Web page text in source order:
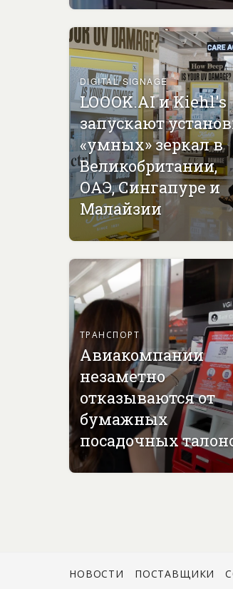
DIGITAL SIGNAGE
LOOOK.AI и Kiehl's
запускают
«умных» зеркал в
Великобритании,
ОАЭ, Сингапуре и
Малайзии
ТРАНСПОРТ
Авиакомпании
незаметно
отказываются от
бумажных
посадочных
НОВОСТИ ПОСТАВЩИКИ